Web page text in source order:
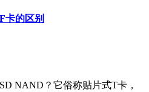
卡的区别
NAND？它俗称贴片式T卡，